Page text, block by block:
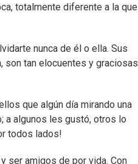
totalmente diferente a la que
nunca de él o ella. Sus
son tan elocuentes y graciosas
que algún día mirando una
a algunos les gustó, otros lo
todos lados!
ser amigos de por vida. Con